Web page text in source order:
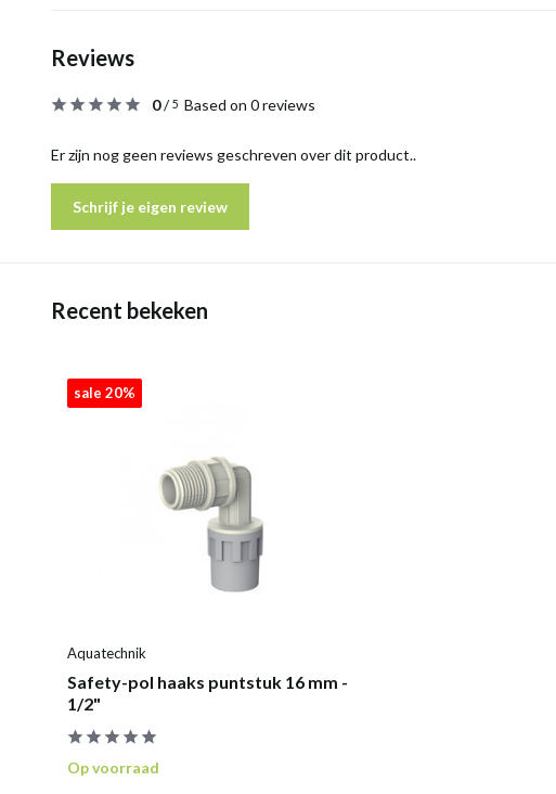
Reviews
0/5 Based on 0 reviews
Er zijn nog geen reviews geschreven over dit product..
Schrijf je eigen review
Recent bekeken
sale 20%
Aquatechnik
Safety-pol haaks puntstuk 16 mm -
1/2"
Op voorraad